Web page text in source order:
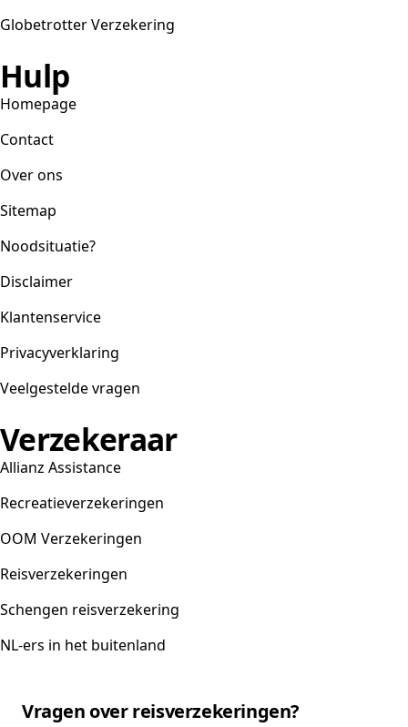
Globetrotter Verzekering
Hulp
Homepage
Contact
Over ons
Sitemap
Noodsituatie?
Disclaimer
Klantenservice
Privacyverklaring
Veelgestelde vragen
Verzekeraar
Allianz Assistance
Recreatieverzekeringen
OOM Verzekeringen
Reisverzekeringen
Schengen reisverzekering
NL-ers in het buitenland
Vragen over reisverzekeringen?